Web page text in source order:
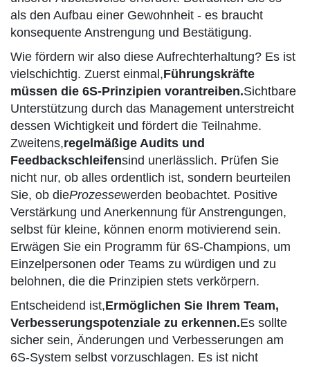
als den Aufbau einer Gewohnheit - es braucht
konsequente Anstrengung und Bestätigung.
Wie fördern wir also diese Aufrechterhaltung? Es ist
vielschichtig. Zuerst einmal,Führungskräfte
müssen die 6S-Prinzipien vorantreiben.Sichtbare
Unterstützung durch das Management unterstreicht
dessen Wichtigkeit und fördert die Teilnahme.
Zweitens,regelmäßige Audits und
Feedbackschleifensind unerlässlich. Prüfen Sie
nicht nur, ob alles ordentlich ist, sondern beurteilen
Sie, ob dieProzessewerden beobachtet. Positive
Verstärkung und Anerkennung für Anstrengungen,
selbst für kleine, können enorm motivierend sein.
Erwägen Sie ein Programm für 6S-Champions, um
Einzelpersonen oder Teams zu würdigen und zu
belohnen, die die Prinzipien stets verkörpern.
Entscheidend ist,Ermöglichen Sie Ihrem Team,
Verbesserungspotenziale zu erkennen.Es sollte
sicher sein, Änderungen und Verbesserungen am
6S-System selbst vorzuschlagen. Es ist nicht